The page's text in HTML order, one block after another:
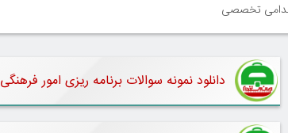
تخصصی
دانلود نمونه سوالات برنامه ریزی امور فرهنگی